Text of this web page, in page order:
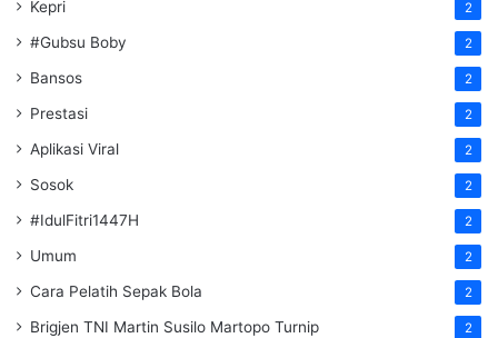
Kepri 2
#Gubsu Boby 2
Bansos 2
Prestasi 2
Aplikasi Viral 2
Sosok 2
#IdulFitri1447H 2
Umum 2
Cara Pelatih Sepak Bola 2
Brigjen TNI Martin Susilo Martopo Turnip 2